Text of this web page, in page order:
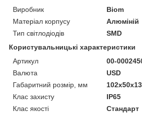
Виробник
Biom
Матеріал корпусу
Алюміній
Тип світлодіодів
SMD
Користувальницькі характеристики
Артикул
00-
Валюта
USD
Габаритний розмір, мм
Клас захисту
IP65
Клас якості
Стандарт